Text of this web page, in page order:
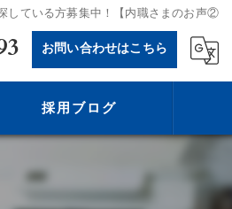
している方募集中！【内職さまのお声②
お問い合わせはこちら
採用ブログ